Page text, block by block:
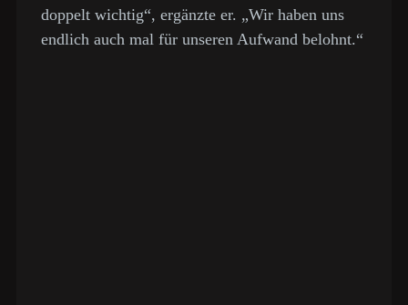
doppelt wichtig“, ergänzte er. „Wir haben uns
endlich auch mal für unseren Aufwand belohnt.“